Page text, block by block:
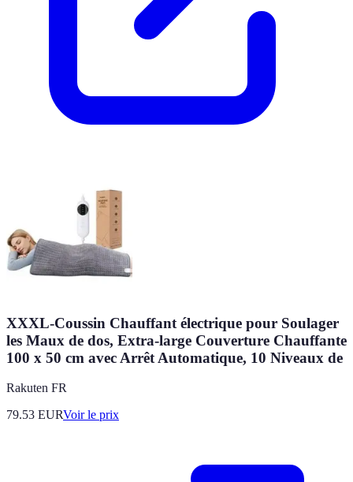
XXXL-Coussin Chauffant électrique pour Soulager
les Maux de dos, Extra-large Couverture Chauffante
100 x 50 cm avec Arrêt Automatique, 10 Niveaux de
Rakuten FR
79.53 EURVoir le prix